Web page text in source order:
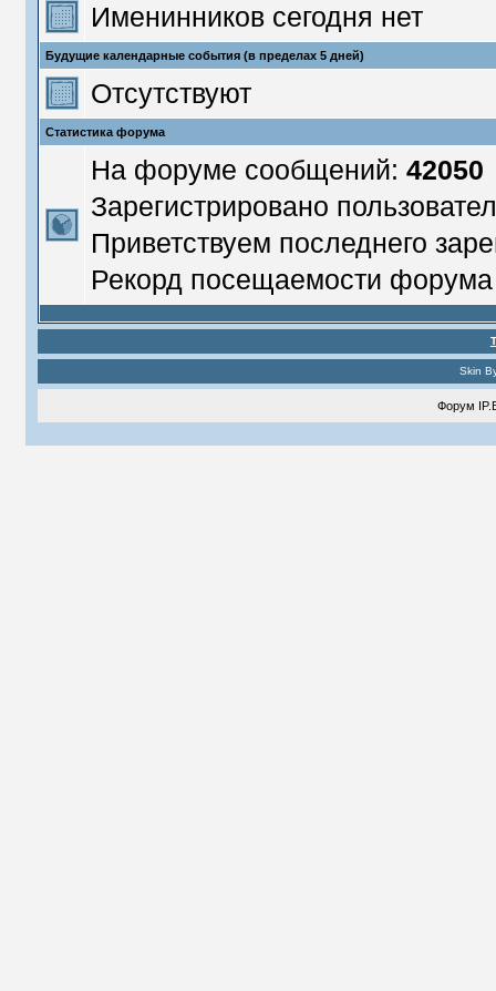
Именинников сегодня нет
Будущие календарные события (в пределах 5 дней)
Отсутствуют
Статистика форума
На форуме сообщений: 42050
Зарегистрировано
Приветствуем последнего
Рекорд посещаемости
Skin
Форум